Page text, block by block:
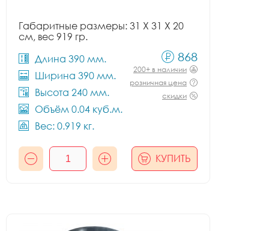
Габаритные размеры: 31 X 31 X 20
см, вес 919 гр.
Длина 390 мм.
Ширина 390 мм.
Высота 240 мм.
Объём 0.04 куб.м.
Вес: 0.919 кг.
868
200+ в наличии
розничная цена
скидки
КУПИТЬ